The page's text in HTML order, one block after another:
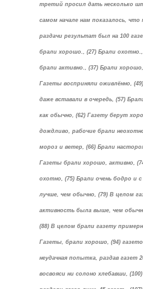
третий просил дать несколько
самом начале нам показалось,
раздачи результат был на 100
брали хорошо., (27) Брали
брали активно., (37) Брали
Газеты восприняли оживлённо,
даже вставали в очередь, (57)
как обычно, (62) Газету берут
дождливо, рабочие брали
мороз и ветер, (66) Брали
Газеты брали хорошо, активно,
охотно, (75) Брали очень бодро и
лучше, чем обычно, (79) В целом
активность была выше, чем
(88) В целом брали газету
Газеты, брали хорошо, (94)
неудачная попытка, раздав
восвояси ни солоно хлебавши,